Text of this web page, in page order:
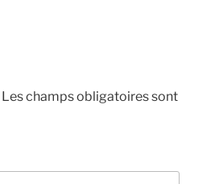
Les champs obligatoires sont